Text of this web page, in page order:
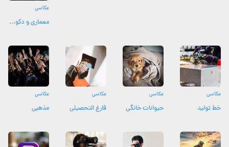
عکاسی
معماری و دکو...
عکاسی
خط تولید
عکاسی
حیوانات خانگی
عکاسی
فارغ التحصیلی
عکاسی
مذهبی